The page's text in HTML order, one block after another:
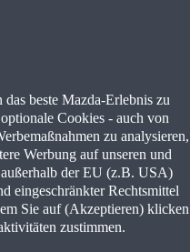
beste Mazda-Erlebnis zu
Cookies - auch von
zu analysieren,
Werbung auf unseren und
der EU (z.B. USA)
eingeschränkter Rechtsmittel
Sie auf (Akzeptieren) klicken
zustimmen.